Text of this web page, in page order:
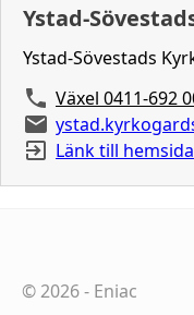
Ystad-
Ystad-Sövestads
Växel 0411-692
Länk till hemsida
©2026- Eniac